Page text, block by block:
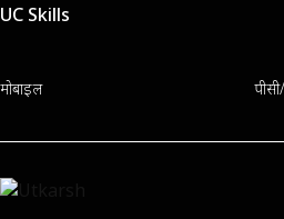
UC Skills
मोबाइल